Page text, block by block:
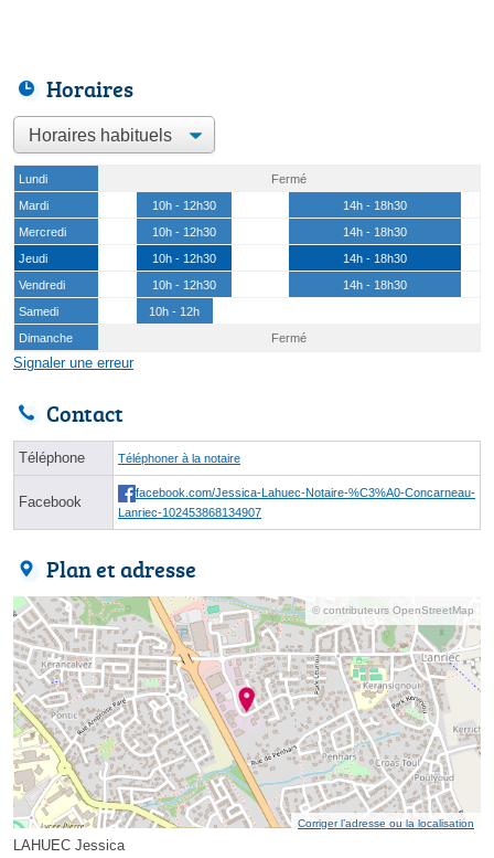
Horaires
Lundi
Fermé
Mardi
10h - 12h30
14h - 18h30
Mercredi
10h - 12h30
14h - 18h30
Jeudi
10h - 12h30
14h - 18h30
Vendredi
10h - 12h30
14h - 18h30
Samedi
10h - 12h
Dimanche
Fermé
Signaler une erreur
Contact
Téléphone Téléphoner à la notaire
Facebook
facebook.com/Jessica-Lahuec-Notaire-%C3%A0-Concarneau-
Lanriec-102453868134907
Plan et adresse
© contributeurs OpenStreetMap
Corriger l’adresse ou la localisation
LAHUEC Jessica